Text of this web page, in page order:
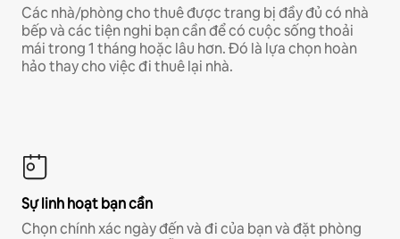
Các nhà/phòng cho thuê được trang bị đầy đủ có nhà
bếp và các tiện nghi bạn cần để có cuộc sống thoải
mái trong 1 tháng hoặc lâu hơn. Đó là lựa chọn hoàn
hảo thay cho việc đi thuê lại nhà.
Sự linh hoạt bạn cần
Chọn chính xác ngày đến và đi của bạn và đặt phòng